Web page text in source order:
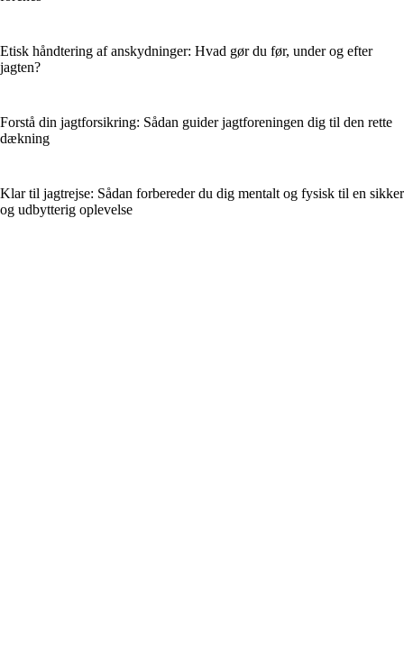
Etisk håndtering af anskydninger: Hvad gør du før, under og efter
jagten?
Forstå din jagtforsikring: Sådan guider jagtforeningen dig til den rette
dækning
Klar til jagtrejse: Sådan forbereder du dig mentalt og fysisk til en sikker
og udbytterig oplevelse